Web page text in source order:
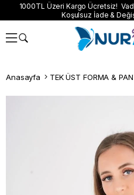
1000TL Üzeri Kargo Ücretsiz!
Koşulsuz İade &
Anasayfa TEK ÜST FORMA &